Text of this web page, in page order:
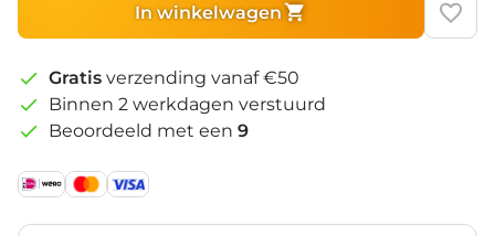
In winkelwagen
Gratis verzending vanaf €50
Binnen 2 werkdagen verstuurd
Beoordeeld met een 9